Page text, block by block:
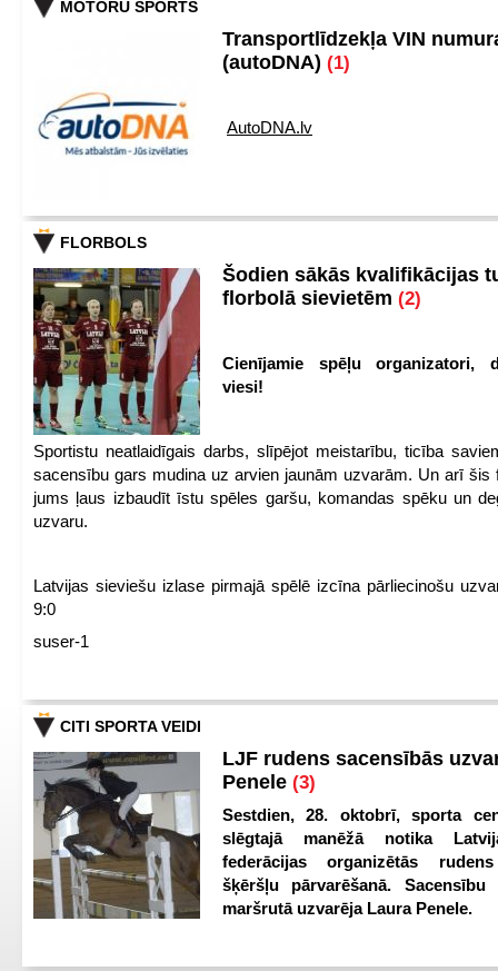
MOTORU SPORTS
Transportlīdzekļa VIN
(autoDNA) (1)
AutoDNA.lv
FLORBOLS
Šodien sākās kvalifikācijas
florbolā sievietēm (2)
Cienījamie spēļu organizatori,
viesi!
Sportistu neatlaidīgais darbs, slīpējot meistarību, ticība
sacensību gars mudina uz arvien jaunām uzvarām. Un arī šis
jums ļaus izbaudīt īstu spēles garšu, komandas spēku un
uzvaru.
Latvijas sieviešu izlase pirmajā spēlē izcīna pārliecinošu
9:0
suser-1
CITI SPORTA VEIDI
LJF rudens sacensībās
Penele (3)
Sestdien, 28. oktobrī, sporta
slēgtajā manēžā notika
federācijas organizētās
šķēršļu pārvarēšanā. Sacensību
maršrutā uzvarēja Laura Penele.